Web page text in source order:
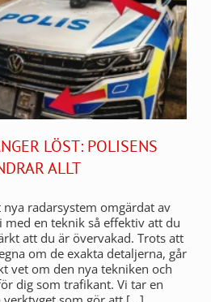
LÖST: POLISENS
ALLT
radarsystem omgärdat av
en teknik så effektiv att du
att du är övervakad. Trots att
om de exakta detaljerna, går
vet om den nya tekniken och
dig som trafikant. Vi tar en